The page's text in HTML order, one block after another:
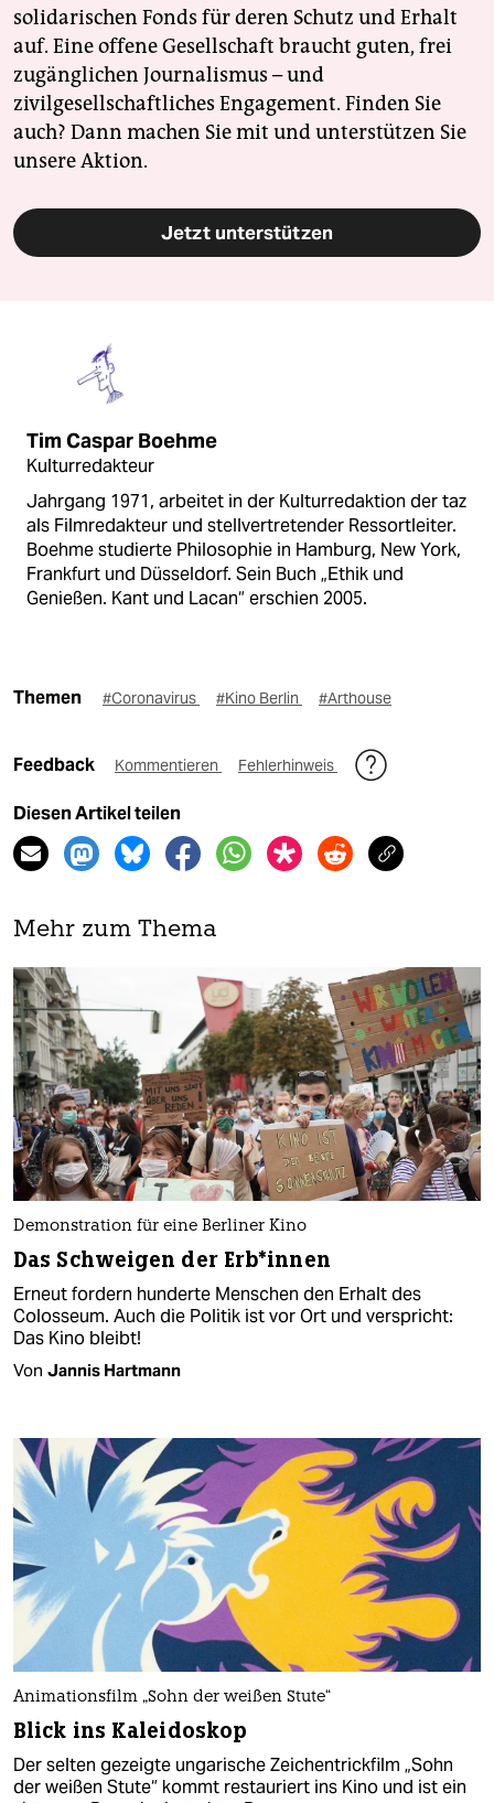
solidarischen Fonds für deren Schutz und Erhalt
auf. Eine offene Gesellschaft braucht guten, frei
zugänglichen Journalismus – und
zivilgesellschaftliches Engagement. Finden Sie
auch? Dann machen Sie mit und unterstützen Sie
unsere Aktion.
Jetzt unterstützen
Tim Caspar Boehme
Kulturredakteur
Jahrgang 1971, arbeitet in der Kulturredaktion der taz
als Filmredakteur und stellvertretender Ressortleiter.
Boehme studierte Philosophie in Hamburg, New York,
Frankfurt und Düsseldorf. Sein Buch „Ethik und
Genießen. Kant und Lacan“ erschien 2005.
Themen #Coronavirus #Kino Berlin #Arthouse
Feedback Kommentieren Fehlerhinweis
Diesen Artikel teilen
Mehr zum Thema
Demonstration für eine Berliner Kino
Das Schweigen der Erb*innen
Erneut fordern hunderte Menschen den Erhalt des
Colosseum. Auch die Politik ist vor Ort und verspricht:
Das Kino bleibt!
Von Jannis Hartmann
Animationsfilm „Sohn der weißen Stute“
Blick ins Kaleidoskop
Der selten gezeigte ungarische Zeichentrickfilm „Sohn
der weißen Stute“ kommt restauriert ins Kino und ist ein